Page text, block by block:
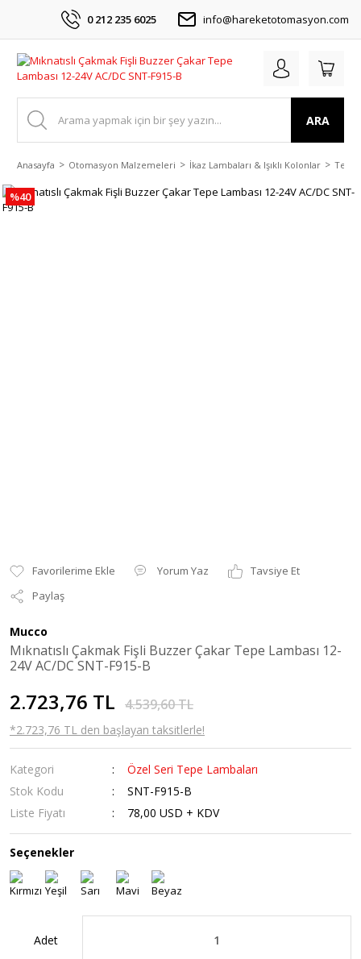
0 212 235 6025 info@hareketotomasyon.com
ARA
Anasayfa Otomasyon Malzemeleri İkaz Lambaları & Işıklı Kolonlar Tepe
%40
Yorum Yaz
Tavsiye Et
Paylaş
Mucco
Mıknatıslı Çakmak Fişli Buzzer Çakar Tepe Lambası 12-
24V AC/DC SNT-F915-B
2.723,76 TL 4.539,60 TL
*2.723,76 TL den başlayan taksitlerle!
Kategori
Özel Seri Tepe Lambaları
Stok Kodu
SNT-F915-B
Liste Fiyatı
78,00 USD + KDV
Seçenekler
Adet